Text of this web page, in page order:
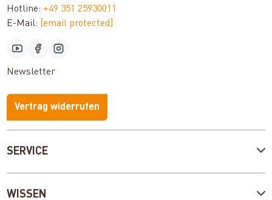
SERVICE
WISSEN
Hotline: +49 351 25930011
E-Mail: [email protected]
Newsletter
Vertrag widerrufen